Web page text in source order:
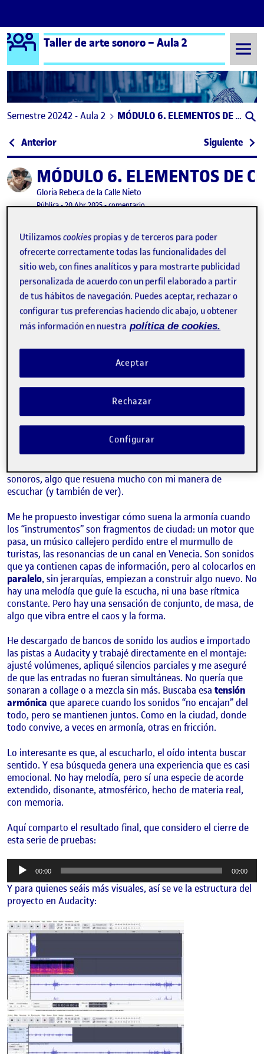
Saltar al contenido
Logo Ágora
Taller de arte sonoro – Aula 2
Semestre 20242 - Aula 2 MÓDULO 6. ELEMENTOS DE CREACIÓN SONORA
Navegación de entradas
Anterior: Módulo 6: Elementos de Creación Sonora
Siguiente:
Publicado porMÓDULO 6. ELEMENTOS DE
Publicado por
Gloria Rebeca de la Calle Nieto
Visibilidad:
Pública-Fecha de publicación
20 Abr 202523 septiembre, 2025 7:17 pm
-comentarioen MÓDULO 6. ELEMENTOS DE
PRUEBAS DE ARMONÍA URBANA
En este tramo del Módulo 6 me he centrado en explorar uno
de los aspectos que más me llamaban la atención: la
armonía en el arte sonoro.Carlos Suárez
no desde la perspectiva clásica de la música tonal, sino como
sonoros, algo que resuena mucho con mi manera de
escuchar (y también de ver).
Me he propuesto investigar cómo suena la armonía cuando
los “instrumentos” son fragmentos de ciudad: un motor que
pasa, un músico callejero perdido entre el murmullo de
turistas, las resonancias de un canal en Venecia. Son sonidos
que ya contienen capas de información, pero al colocarlos en
paralelo, sin jerarquías, empiezan a construir algo nuevo. No
hay una melodía que guíe la escucha, ni una base rítmica
constante. Pero hay una sensación de conjunto, de masa, de
algo que vibra entre el caos y la forma.
He descargado de bancos de sonido los audios e importado
las pistas a Audacity y trabajé directamente en el montaje:
ajusté volúmenes, apliqué silencios parciales y me aseguré
de que las entradas no fueran simultáneas. No quería que
sonaran a collage o a mezcla sin más. Buscaba esa tensión
armónica que aparece cuando los sonidos “no encajan” del
todo, pero se mantienen juntos. Como en la ciudad, donde
todo convive, a veces en armonía, otras en fricción.
Lo interesante es que, al escucharlo, el oído intenta buscar
sentido. Y esa búsqueda genera una experiencia que es casi
emocional. No hay melodía, pero sí una especie de acorde
extendido, disonante, atmosférico, hecho de materia real,
con memoria.
Aquí comparto el resultado final, que considero el cierre de
esta serie de pruebas:
Reproductor
audio
00:00 00:00
Y para quienes seáis más visuales, así se ve la estructura del
proyecto en Audacity:
Utilizamoscookies propias y de terceros para poder
ofrecerte correctamente todas las funcionalidades del
sitio web, con fines analíticos y para mostrarte publicidad
personalizada de acuerdo con un perfil elaborado a partir
de tus hábitos de navegación. Puedes aceptar, rechazar o
configurar tus preferencias haciendo clic abajo, u obtener
más información en nuestra política de cookies.
Rechazar
Aceptar
Configurar